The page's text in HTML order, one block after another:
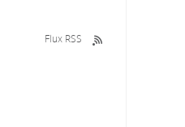
Flux RSS